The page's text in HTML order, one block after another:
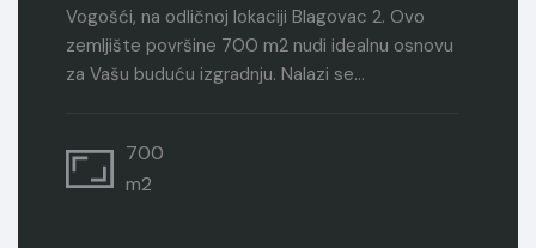
Vogošći, na odličnoj lokaciji Blagovac 2. Ovo
zemljište površine 700 m2 nudi idealnu osnovu
za Vašu buduću izgradnju. Nalazi se…
700
m2